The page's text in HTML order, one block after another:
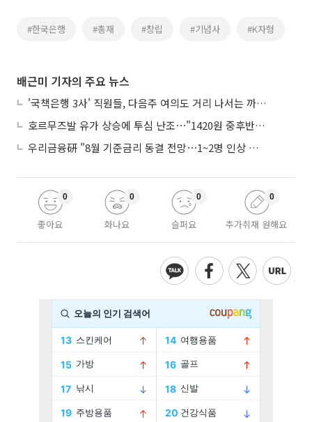
#한국은행 #총재 #창립 #기념사 #K자형
배근미 기자의 주요 뉴스
'국책은행 3사' 직원들, 다음주 여의도 거리 나서는 까닭은
호르무즈발 유가 상승에 투심 난조⋯"1420원 중후반 등락"
우리금융硏 "8월 기준금리 동결 전망⋯1~2명 인상 소수의견 낼 것"
좋아요
0
화나요
0
슬퍼요
0
추가취재 원해요
0